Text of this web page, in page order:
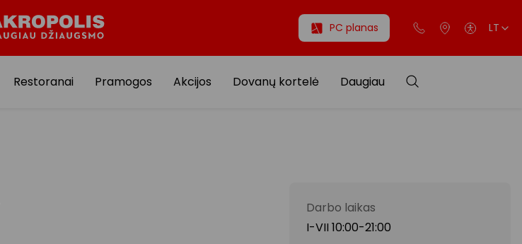
PC planas LT
Restoranai Pramogos Akcijos Dovanų kortelė Daugiau
Darbo laikas
I-VII 10:00-21:00